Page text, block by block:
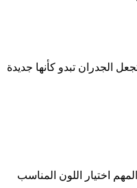
الجدران تبدو كأنها جديدة
اختيار اللون المناسب